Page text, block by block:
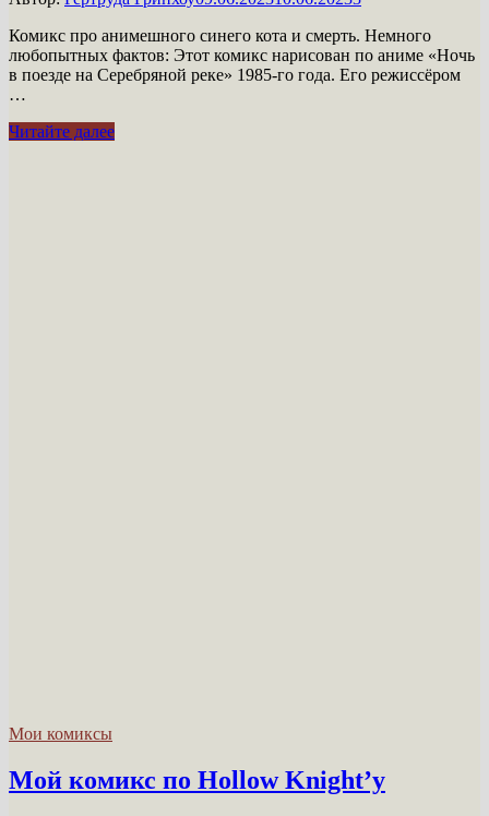
Комикс про анимешного синего кота и смерть. Немного
любопытных фактов: Этот комикс нарисован по аниме «Ночь
в поезде на Серебряной реке» 1985-го года. Его режиссёром
…
Смерть
Читайте далее
Мои комиксы
Мой комикс по Hollow Knight’у